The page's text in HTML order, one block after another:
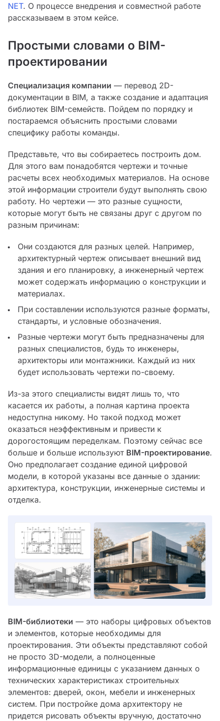
NET. О процессе внедрения и совместной работе
рассказываем в этом кейсе.
Простыми словами о BIM-
проектировании
Специализация компании — перевод 2D-
документации в BIM, а также создание и адаптация
библиотек BIM-семейств. Пойдем по порядку и
постараемся объяснить простыми словами
специфику работы команды.
Представьте, что вы собираетесь построить дом.
Для этого вам понадобятся чертежи и точные
расчеты всех необходимых материалов. На основе
этой информации строители будут выполнять свою
работу. Но чертежи — это разные сущности,
которые могут быть не связаны друг с другом по
разным причинам:
Они создаются для разных целей. Например,
архитектурный чертеж описывает внешний вид
здания и его планировку, а инженерный чертеж
может содержать информацию о конструкции и
материалах.
При составлении используются разные форматы,
стандарты, и условные обозначения.
Разные чертежи могут быть предназначены для
разных специалистов, будь то инженеры,
архитекторы или монтажники. Каждый из них
будет использовать чертежи по-своему.
Из-за этого специалисты видят лишь то, что
касается их работы, а полная картина проекта
недоступна никому. Но такой подход может
оказаться неэффективным и привести к
дорогостоящим переделкам. Поэтому сейчас все
больше и больше используют BIM-проектирование.
Оно предполагает создание единой цифровой
модели, в которой указаны все данные о здании:
архитектура, конструкции, инженерные системы и
отделка.
BIM-библиотеки — это наборы цифровых объектов
и элементов, которые необходимы для
проектирования. Эти объекты представляют собой
не просто 3D-модели, а полноценные
информационные единицы с указанием данных о
технических характеристиках строительных
элементов: дверей, окон, мебели и инженерных
систем. При постройке дома архитектору не
придется рисовать объекты вручную, достаточно